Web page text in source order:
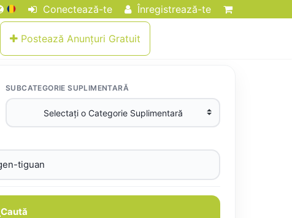
Conectează-te Înregistrează-te
Postează Anunțuri Gratuit
SUBCATEGORIE SUPLIMENTARĂ
Caută